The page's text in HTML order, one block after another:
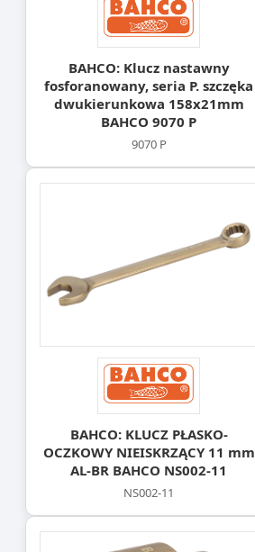
BAHCO: Klucz nastawny
fosforanowany, seria P. szczęka
dwukierunkowa 158x21mm
BAHCO 9070 P
9070 P
BAHCO: KLUCZ PŁASKO-
OCZKOWY NIEISKRZĄCY 11 mm
AL-BR BAHCO NS002-11
NS002-11